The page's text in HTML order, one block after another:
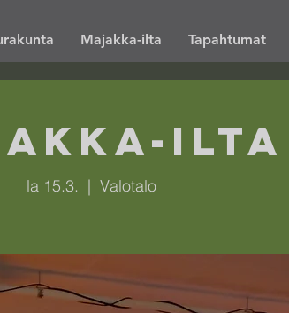
Majakka-ilta Tapahtumat
ilta
la 15.3.
  |
Valotalo